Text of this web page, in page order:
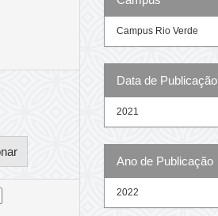
Campus Rio Verde
Data de Publicação
2021
Ano de Publicação
2022